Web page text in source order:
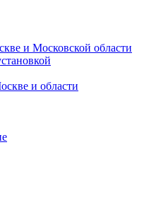
и Московской области
и области